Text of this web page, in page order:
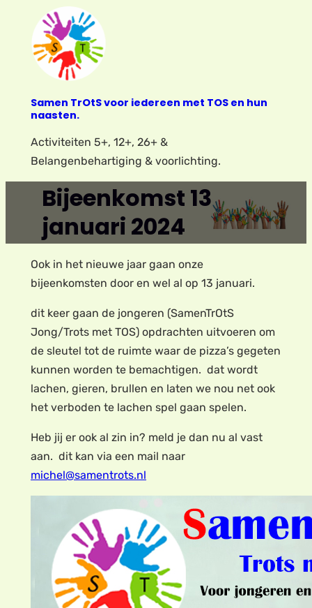
inhoud
Samen TrOtS voor iedereen met TOS en hun
naasten.
Activiteiten 5+, 12+, 26+ &
Belangenbehartiging & voorlichting.
Bijeenkomst 13
januari 2024
Ook in het nieuwe jaar gaan onze
bijeenkomsten door en wel al op 13 januari.
dit keer gaan de jongeren (SamenTrOtS
Jong/Trots met TOS) opdrachten uitvoeren om
de sleutel tot de ruimte waar de pizza’s gegeten
kunnen worden te bemachtigen. dat wordt
lachen, gieren, brullen en laten we nou net ook
het verboden te lachen spel gaan spelen.
Heb jij er ook al zin in? meld je dan nu al vast
aan. dit kan via een mail naar
michel@samentrots.nl